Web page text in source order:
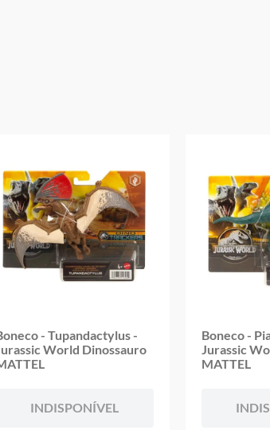
- Tupandactylus -
World Dinossauro
INDISPONÍVEL
Boneco -
Jurassic
MATTEL